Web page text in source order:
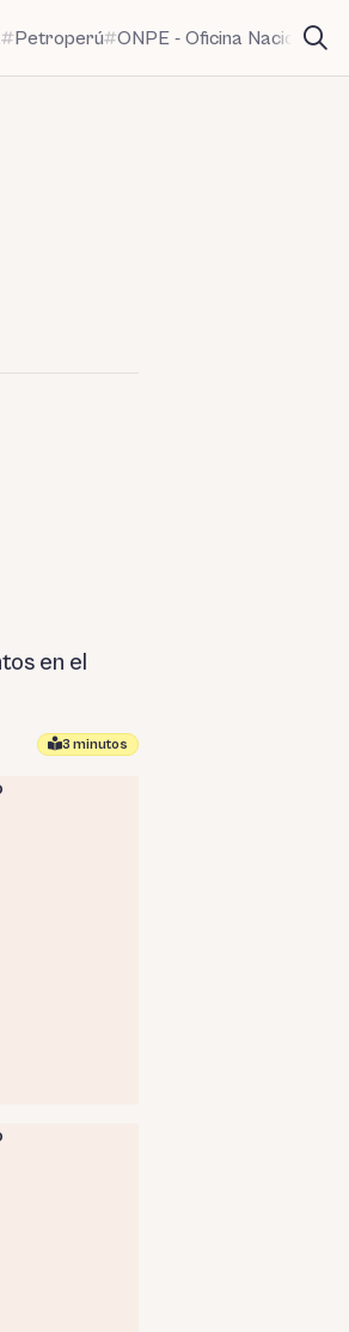
Petroperú ONPE - Oficina Nacional
en el
3 minutos